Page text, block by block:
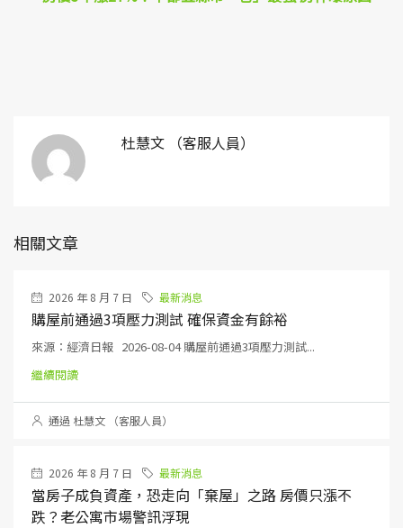
杜慧文 （客服人員）
相關文章
2026 年 8 月 7 日 最新消息
購屋前通過3項壓力測試 確保資金有餘裕
來源：經濟日報 2026-08-04 購屋前通過3項壓力測試...
繼續閱讀
通過 杜慧文 （客服人員）
2026 年 8 月 7 日 最新消息
當房子成負資產，恐走向「棄屋」之路 房價只漲不
跌？老公寓市場警訊浮現